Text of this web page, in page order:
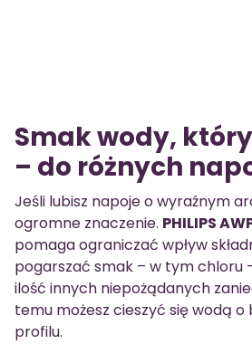
Smak wody,
– do różnych
Jeśli lubisz napoje o wyraźnym
ogromne znaczenie. PHILIPS
pomaga ograniczać wpływ
pogarszać smak – w tym chloru
ilość innych niepożądanych
temu możesz cieszyć się wodą o
profilu.